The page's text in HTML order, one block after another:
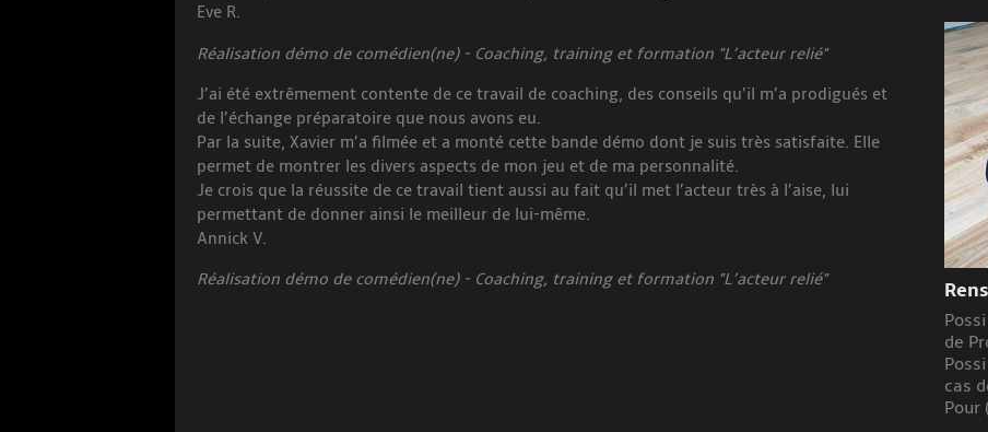
Eve R.
Réalisation démo de comédien(ne) - Coaching, training et formation "L’acteur relié"
J’ai été extrêmement contente de ce travail de coaching, des conseils qu’il m’a prodigués et
de l’échange préparatoire que nous avons eu.
Par la suite, Xavier m’a filmée et a monté cette bande démo dont je suis très satisfaite. Elle
permet de montrer les divers aspects de mon jeu et de ma personnalité.
Je crois que la réussite de ce travail tient aussi au fait qu’il met l’acteur très à l’aise, lui
permettant de donner ainsi le meilleur de lui-même.
Annick V.
Réalisation démo de comédien(ne) - Coaching, training et formation "L’acteur relié"
de
cas
Pour